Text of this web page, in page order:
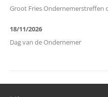
Groot Fries Ondernemerstreffen
18/11/2026
Dag van de Ondernemer